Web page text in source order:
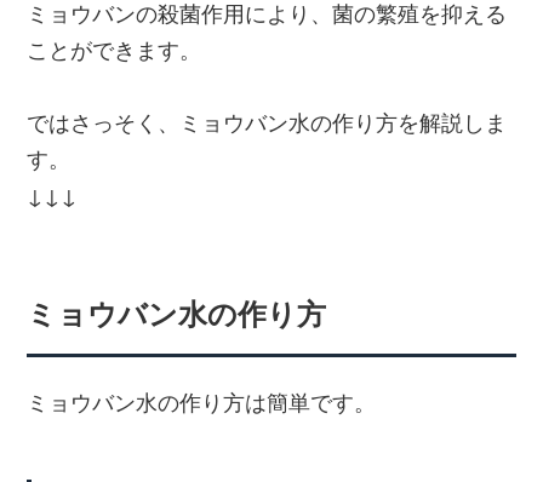
ミョウバンの殺菌作用により、菌の繁殖を抑える
ことができます。
ではさっそく、ミョウバン水の作り方を解説しま
す。
↓↓↓
ミョウバン水の作り方
ミョウバン水の作り方は簡単です。